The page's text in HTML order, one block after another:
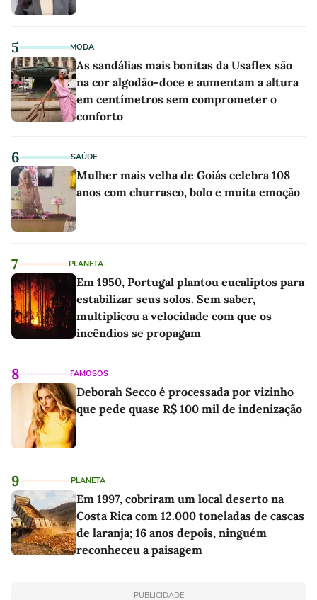
5 MODA
As sandálias mais bonitas da Usaflex são
na cor algodão-doce e aumentam a altura
em centímetros sem comprometer o
conforto
6 SAÚDE
Mulher mais velha de Goiás celebra 108
anos com churrasco, bolo e muita emoção
7 PLANETA
Em 1950, Portugal plantou eucaliptos para
estabilizar seus solos. Sem saber,
multiplicou a velocidade com que os
incêndios se propagam
8 FAMOSOS
Deborah Secco é processada por vizinho
que pede quase R$ 100 mil de indenização
9 PLANETA
Em 1997, cobriram um local deserto na
Costa Rica com 12.000 toneladas de cascas
de laranja; 16 anos depois, ninguém
reconheceu a paisagem
PUBLICIDADE